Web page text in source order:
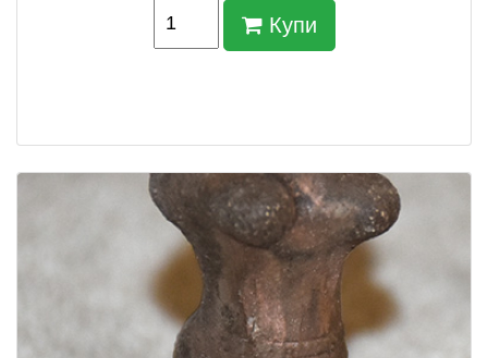
Купи